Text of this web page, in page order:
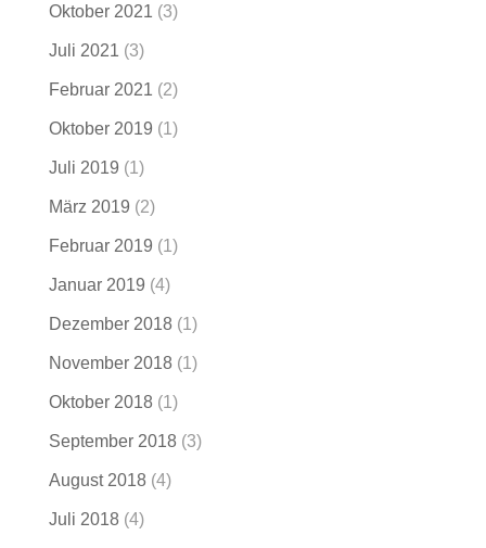
Oktober 2021 (3)
Juli 2021 (3)
Februar 2021 (2)
Oktober 2019 (1)
Juli 2019 (1)
März 2019 (2)
Februar 2019 (1)
Januar 2019 (4)
Dezember 2018(1)
November 2018(1)
Oktober 2018(1)
September 2018(3)
August 2018(4)
Juli 2018(4)